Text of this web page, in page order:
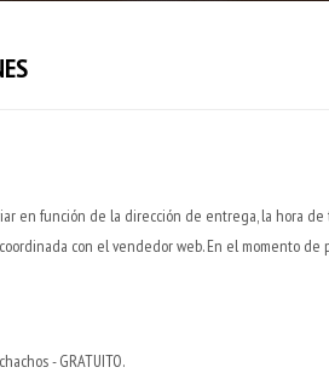
en función de la dirección de entrega, la hora
con el vendedor web. En el momento
- GRATUITO.